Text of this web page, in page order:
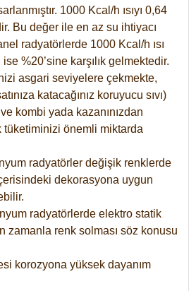
1000 Kcal/h ısıyı 0,64
Bu değer ile en az su ihtiyacı
radyatörlerde 1000 Kcal/h ısı
%20’sine karşılık gelmektedir.
asgari seviyelere çekmekte,
katacağınız koruyucu sıvı)
kombi yada kazanınızdan
tüketiminizi önemli miktarda
radyatörler değişik renklerde
dekorasyona uygun
radyatörlerde elektro statik
zamanla renk solması söz konusu
korozyona yüksek dayanım